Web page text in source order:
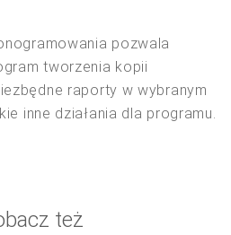
pozwala
tworzenia kopii
raporty w wybranym
inne działania dla programu.
też